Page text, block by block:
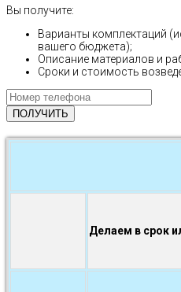
Вы получите:
Варианты комплектаций
вашего бюджета);
Описание материалов и
Сроки и стоимость
Делаем в срок